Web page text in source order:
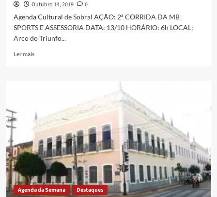
Outubro 14, 2019
0
Agenda Cultural de Sobral AÇÃO: 2ª CORRIDA DA MB
SPORTS E ASSESSORIA DATA: 13/10 HORÁRIO: 6h LOCAL:
Arco do Triunfo...
Ler mais
Agenda da Semana Destaques